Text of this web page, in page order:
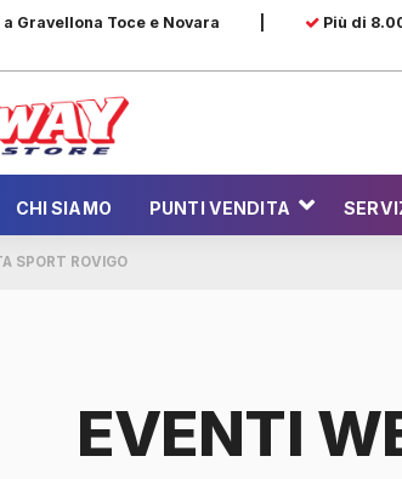
a Gravellona Toce e Novara
Più di
CHI SIAMO PUNTI VENDITA
SPORT ROVIGO
EVENTI